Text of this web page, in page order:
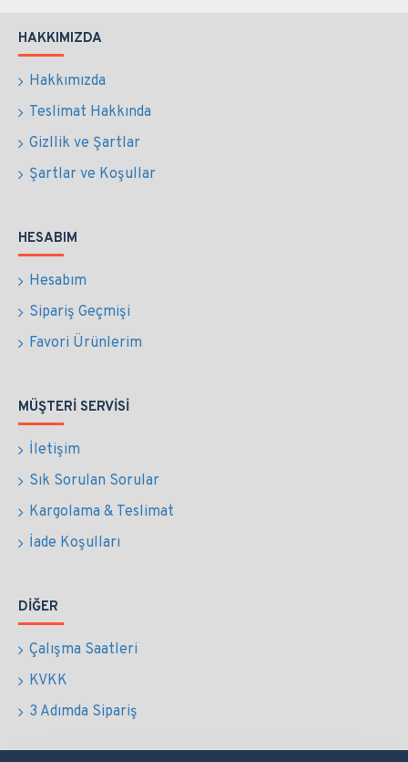
HAKKIMIZDA
Hakkımızda
Teslimat Hakkında
Gizllik ve Şartlar
Şartlar ve Koşullar
HESABIM
Hesabım
Sipariş Geçmişi
Favori Ürünlerim
MÜŞTERI SERVISI
İletişim
Sık Sorulan Sorular
Kargolama & Teslimat
İade Koşulları
DIĞER
Çalışma Saatleri
KVKK
3 Adımda Sipariş